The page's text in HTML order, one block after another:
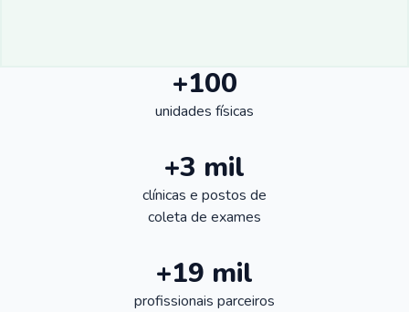
+100
unidades físicas
+3 mil
clínicas e postos de
coleta de exames
+19 mil
profissionais parceiros